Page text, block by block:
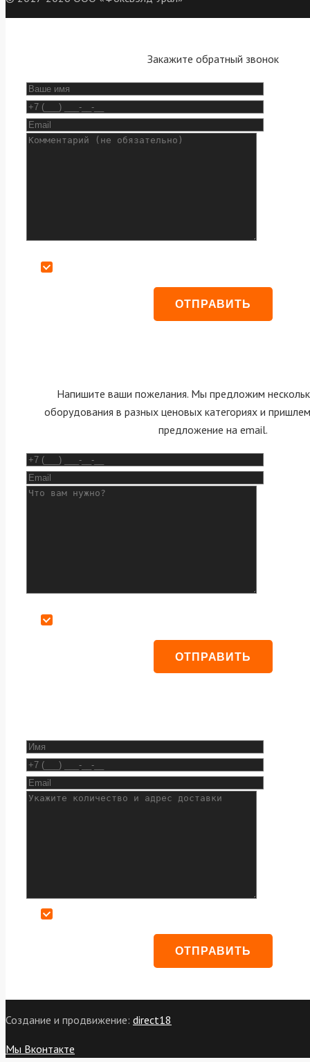
Закажите обратный звонок
Напишите ваши пожелания. Мы предложим
оборудования в разных ценовых категориях и
предложение на email.
Создание и продвижение: direct18
Мы Вконтакте